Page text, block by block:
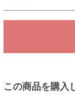
この商品を購入